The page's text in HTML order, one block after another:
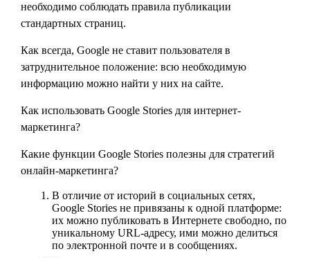
необходимо соблюдать правила публикации
стандартных страниц.
Как всегда, Google не ставит пользователя в
затруднительное положение: всю необходимую
информацию можно найти у них на сайте.
Как использовать Google Stories для интернет-
маркетинга?
Какие функции Google Stories полезны для стратегий
онлайн-маркетинга?
В отличие от историй в социальных сетях,
Google Stories не привязаны к одной платформе:
их можно публиковать в Интернете свободно, по
уникальному URL-адресу, ими можно делиться
по электронной почте и в сообщениях.